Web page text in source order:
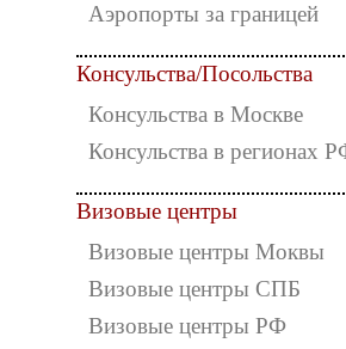
Аэропорты за границей
Консульства/Посольства
Консульства в Москве
Консульства в регионах
Визовые центры
Визовые центры Моквы
Визовые центры СПБ
Визовые центры РФ